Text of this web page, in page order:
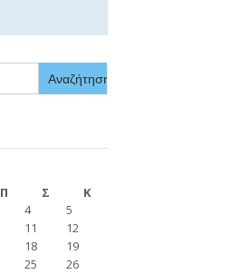
Π Σ Κ
4 5
11 12
18 19
25 26